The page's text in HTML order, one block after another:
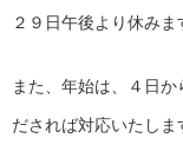
２９日午後より休みま
また、年始は、４日
だされば対応いたしま